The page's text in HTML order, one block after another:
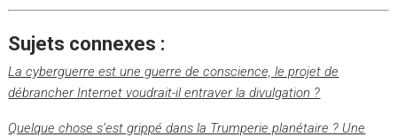
Sujets connexes :
La cyberguerre est une guerre de conscience, le projet de
débrancher Internet voudrait-il entraver la divulgation ?
Quelque chose s’est grippé dans la Trumperie planétaire ? Une